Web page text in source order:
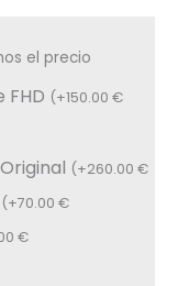
el precio
(+150.00€
(+260.00€
(+70.00€
€